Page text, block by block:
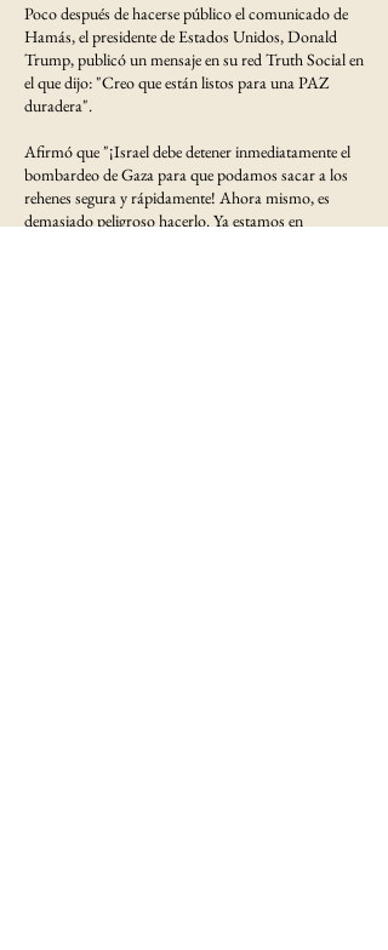
Poco después de hacerse público el comunicado de
Hamás, el presidente de Estados Unidos, Donald
Trump, publicó un mensaje en su red Truth Social en
el que dijo: "Creo que están listos para una PAZ
duradera".
Afirmó que "¡Israel debe detener inmediatamente el
bombardeo de Gaza para que podamos sacar a los
rehenes segura y rápidamente! Ahora mismo, es
demasiado peligroso hacerlo. Ya estamos en